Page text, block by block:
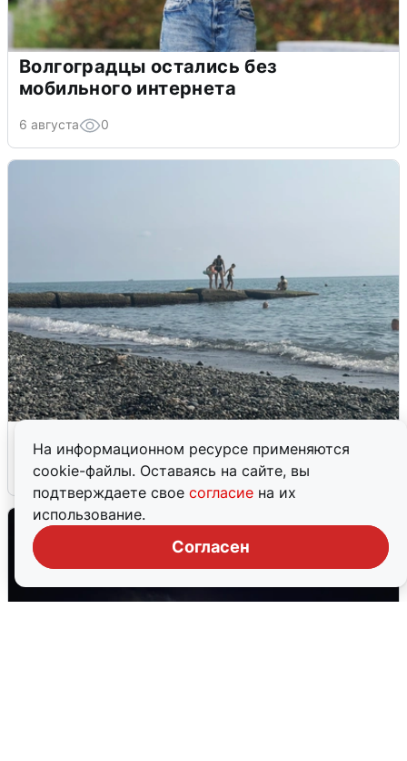
На информационном ресурсе применяются
cookie-файлы. Оставаясь на сайте, вы
подтверждаете свое согласие на их
использование.
Согласен
Волгоградцы остались без
мобильного интернета
6 августа 0
6 августа 0